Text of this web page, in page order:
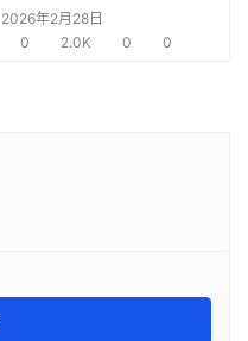
作方，竭力巩固AI芯片
需求
2026年2月28日
0
2.0K 0 0